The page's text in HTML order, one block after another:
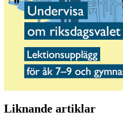
Liknande artiklar